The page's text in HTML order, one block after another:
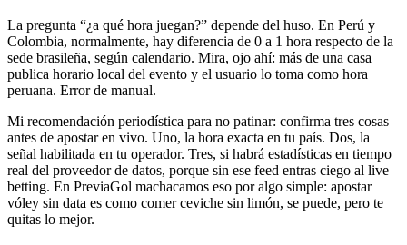
La pregunta “¿a qué hora juegan?” depende del huso. En Perú y
Colombia, normalmente, hay diferencia de 0 a 1 hora respecto de la
sede brasileña, según calendario. Mira, ojo ahí: más de una casa
publica horario local del evento y el usuario lo toma como hora
peruana. Error de manual.
Mi recomendación periodística para no patinar: confirma tres cosas
antes de apostar en vivo. Uno, la hora exacta en tu país. Dos, la
señal habilitada en tu operador. Tres, si habrá estadísticas en tiempo
real del proveedor de datos, porque sin ese feed entras ciego al live
betting. En PreviaGol machacamos eso por algo simple: apostar
vóley sin data es como comer ceviche sin limón, se puede, pero te
quitas lo mejor.